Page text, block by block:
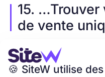
15.
de vente
Qu'offrez-vous que
Quelle est l'histoire de
produits et de vous-
🍪 SiteW utilise